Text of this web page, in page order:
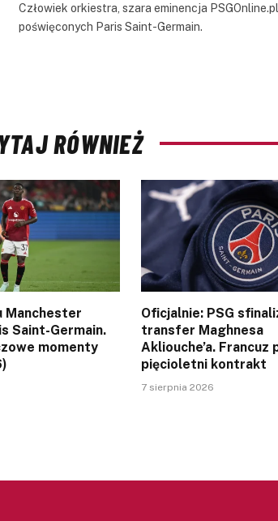
Człowiek orkiestra, szara eminencja
poświęconych Paris Saint-Germain.
RÓWNIEŻ
Manchester
Saint-Germain.
momenty
Oficjalnie: PSG
transfer Maghnesa
Akliouche’a. Francuz
pięcioletni kontrakt
7 sierpnia 2026